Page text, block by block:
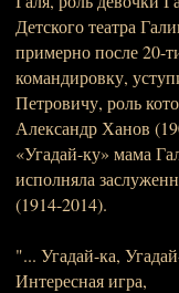
Детского театра
примерно после 20-
командировку,
Петровичу, роль
Александр Ханов
«Угадай-ку» мама
исполняла
(1914-2014).
"... Угадай-ка,
Интересная игра,